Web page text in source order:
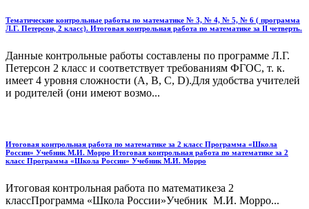
Тематические контрольные работы по математике № 3, № 4, № 5, № 6 ( программа
Л.Г. Петерсон, 2 класс). Итоговая контрольная работа по математике за II четверть.
Данные контрольные работы составлены по программе Л.Г.
Петерсон 2 класс и соответствует требованиям ФГОС, т. к.
имеет 4 уровня сложности (А, В, С, D).Для удобства учителей
и родителей (они имеют возмо...
Итоговая контрольная работа по математике за 2 класс Программа «Школа
России» Учебник М.И. Морро Итоговая контрольная работа по математике за 2
класс Программа «Школа России» Учебник М.И. Морро
Итоговая контрольная работа по математикеза 2
классПрограмма «Школа России»Учебник М.И. Морро...